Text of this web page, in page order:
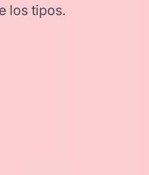
los tipos.